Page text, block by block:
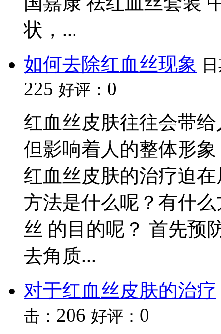
状，...
如何去除红血丝现象
225 好评： 0
红血丝皮肤往往会带
但影响着人的整体形
红血丝皮肤的治疗迫
方法是什么呢？有什
丝 的目的呢？ 首先预
去角质...
对于红血丝皮肤的治疗
击： 206 好评： 0